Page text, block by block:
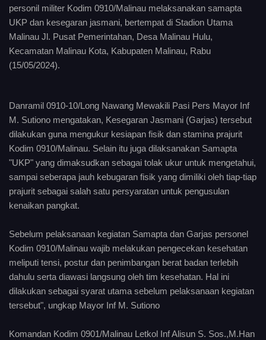
personil militer Kodim 0910/Malinau melaksanakan samapta
UKP dan kesegaran jasmani, bertempat di Stadion Utama
Malinau Jl. Pusat Pemerintahan, Desa Malinau Hulu,
Kecamatan Malinau Kota, Kabupaten Malinau, Rabu
(15/05/2024).
Danramil 0910-10/Long Nawang Mewakili Pasi Pers Mayor Inf
M. Sutiono mengatakan, Kesegaran Jasmani (Garjas) tersebut
dilakukan guna mengukur kesiapan fisik dan stamina prajurit
Kodim 0910/Malinau. Selain itu juga dilaksanakan Samapta
"UKP" yang dimaksudkan sebagai tolak ukur untuk mengetahui,
sampai seberapa jauh kebugaran fisik yang dimiliki oleh tiap-tiap
prajurit sebagai salah satu persyaratan untuk pengusulan
kenaikan pangkat.
Sebelum pelaksanaan kegiatan Samapta dan Garjas personel
Kodim 0910/Malinau wajib melakukan pengecekan kesehatan
meliputi tensi, postur dan penimbangan berat badan terlebih
dahulu serta diawasi langsung oleh tim kesehatan. Hal ini
dilakukan sebagai syarat utama sebelum pelaksanaan kegiatan
tersebut", ungkap Mayor Inf M. Sutiono
Komandan Kodim 0901/Malinau Letkol Inf Alisun S. Sos.,M.Han